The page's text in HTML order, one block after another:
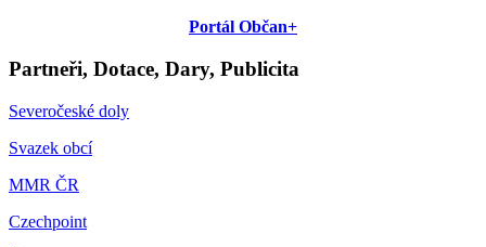
Portál Občan+
Partneři, Dotace, Dary, Publicita
Severočeské doly
Svazek obcí
MMR ČR
Czechpoint